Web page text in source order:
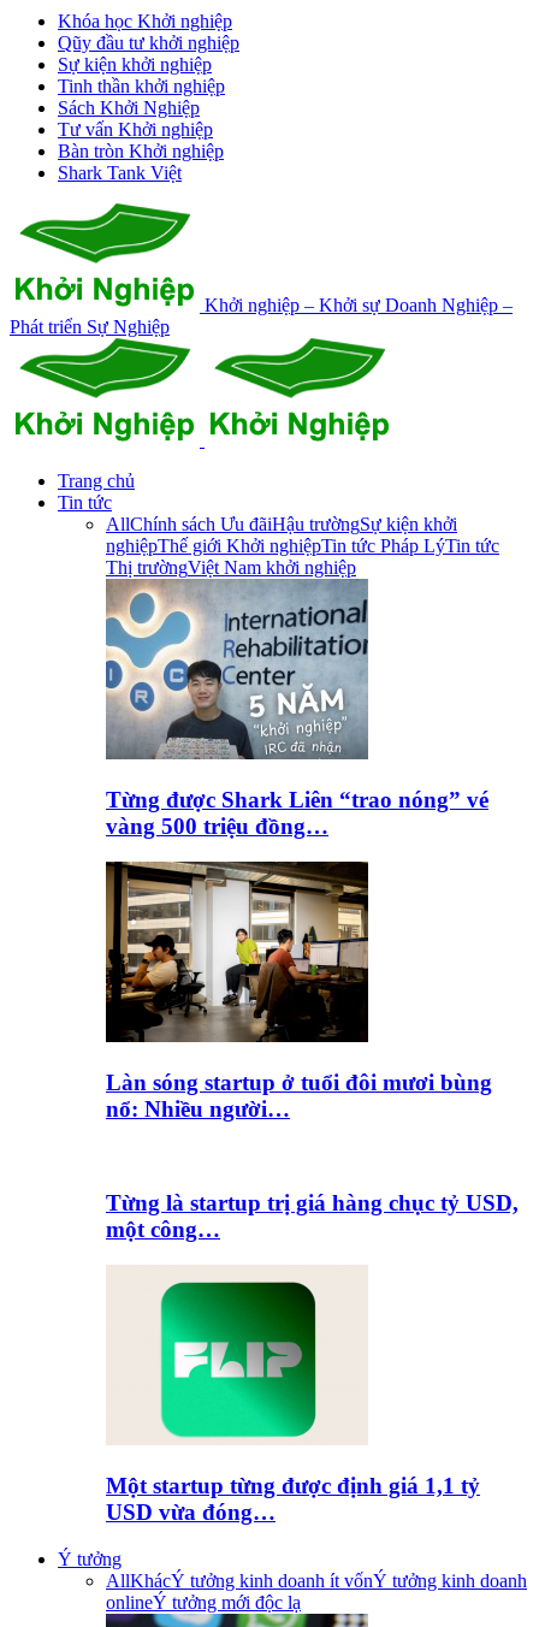
Khóa học Khởi nghiệp
Qũy đầu tư khởi nghiệp
Sự kiện khởi nghiệp
Tinh thần khởi nghiệp
Sách Khởi Nghiệp
Tư vấn Khởi nghiệp
Bàn tròn Khởi nghiệp
Shark Tank Việt
Khởi nghiệp – Khởi sự Doanh Nghiệp –
Phát triển Sự Nghiệp
Trang chủ
Tin tức
AllChính sách Ưu đãiHậu trườngSự kiện khởi
nghiệpThế giới Khởi nghiệpTin tức Pháp LýTin tức
Thị trườngViệt Nam khởi nghiệp
Từng được Shark Liên “trao nóng” vé
vàng 500 triệu đồng…
Làn sóng startup ở tuổi đôi mươi bùng
nổ: Nhiều người…
Từng là startup trị giá hàng chục tỷ USD,
một công…
Một startup từng được định giá 1,1 tỷ
USD vừa đóng…
Ý tưởng
AllKhácÝ tưởng kinh doanh ít vốnÝ tưởng kinh doanh
onlineÝ tưởng mới độc lạ